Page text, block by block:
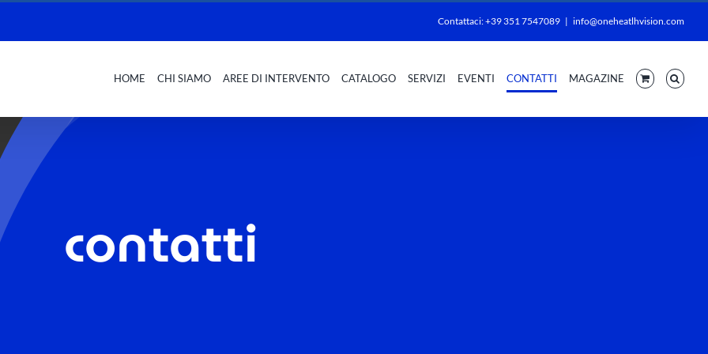
Contattaci: +39 351 7547089 | info@oneheatlhvision.com
HOME CHI SIAMO AREE DI INTERVENTO CATALOGO SERVIZI EVENTI CONTATTI MAGAZINE
contatti